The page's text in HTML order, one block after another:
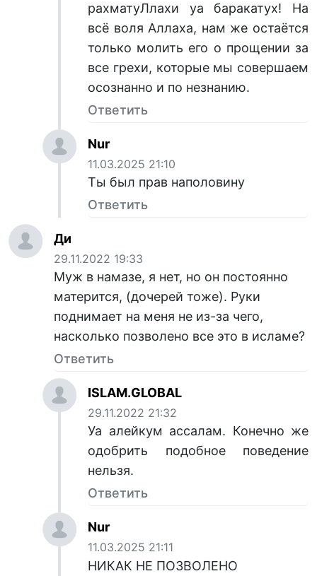
рахматуЛлахи уа баракатух! На
всё воля Аллаха, нам же остаётся
только молить его о прощении за
все грехи, которые мы совершаем
осознанно и по незнанию.
Ответить
Nur
11.03.2025 21:10
Ты был прав наполовину
Ответить
Ди
29.11.2022 19:33
Муж в намазе, я нет, но он постоянно
матерится, (дочерей тоже). Руки
поднимает на меня не из-за чего,
насколько позволено все это в исламе?
Ответить
ISLAM.GLOBAL
29.11.2022 21:32
Уа алейкум ассалам. Конечно же
одобрить подобное поведение
нельзя.
Ответить
Nur
11.03.2025 21:11
НИКАК НЕ ПОЗВОЛЕНО